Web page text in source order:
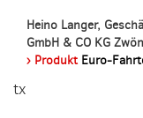
Heino Langer,
GmbH & CO KG
› Produkt Euro-
tx